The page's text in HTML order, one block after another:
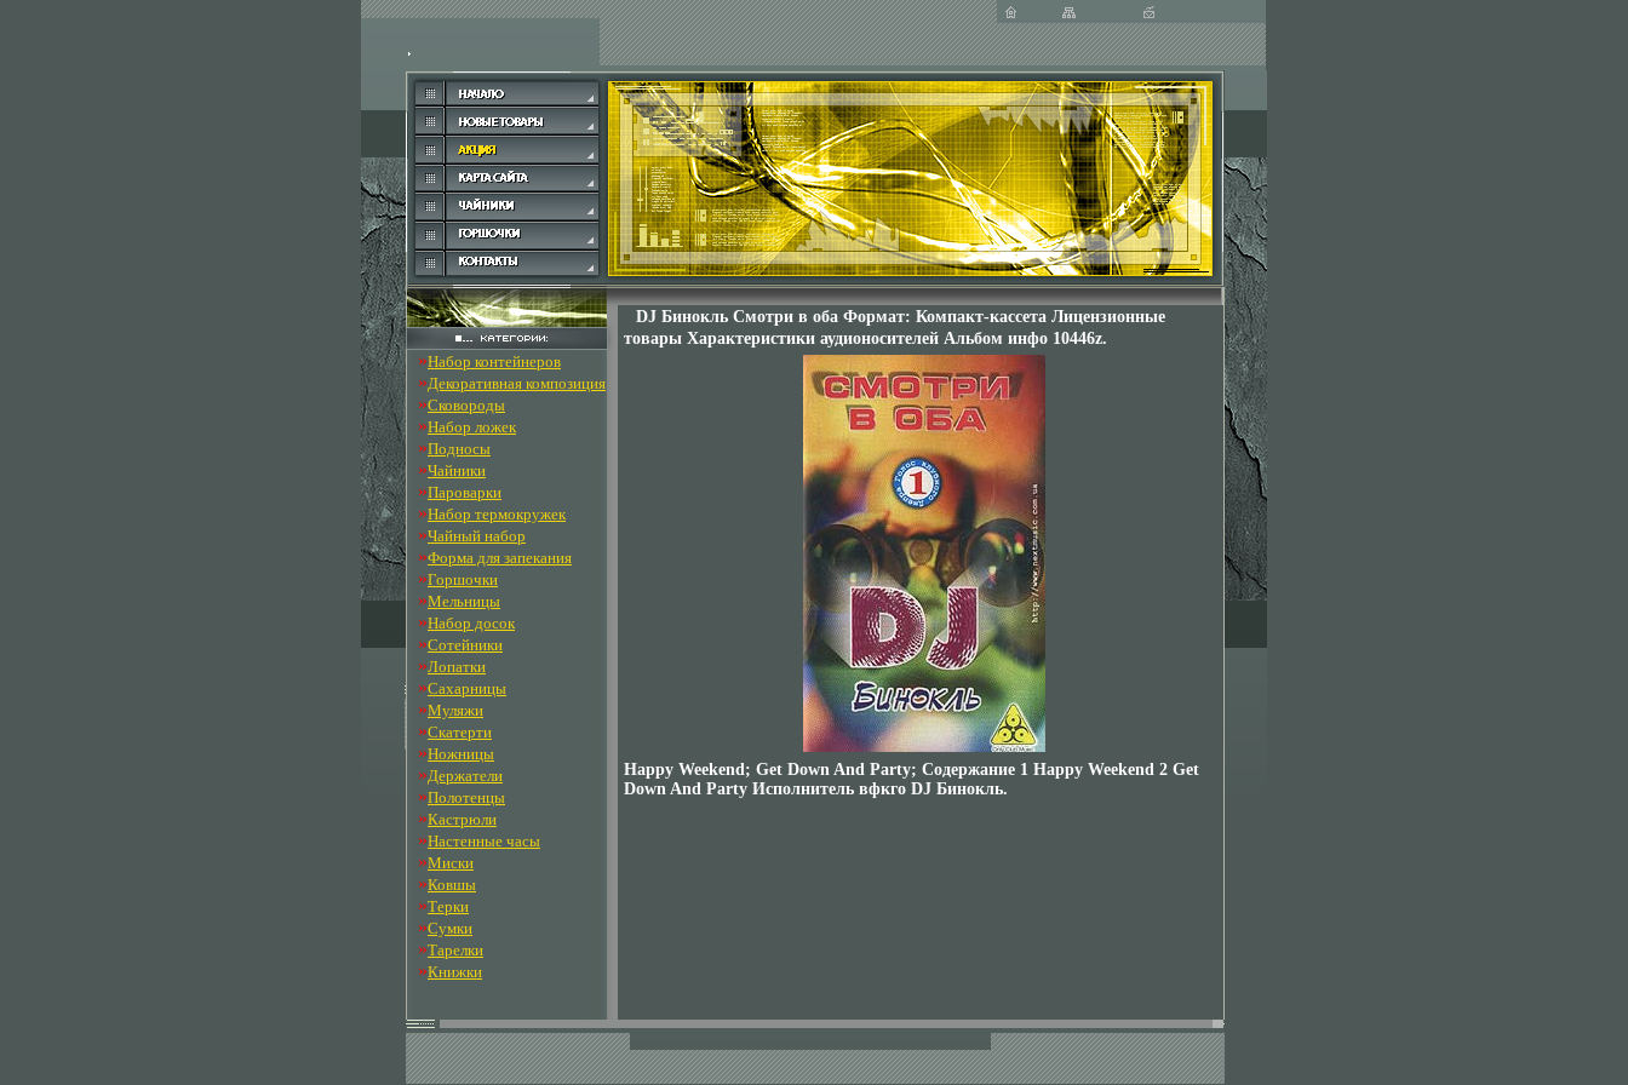
»Набор контейнеров
»Декоративная композиция
»Сковороды
»Набор ложек
»Подносы
»Чайники
»Пароварки
»Набор термокружек
»Чайный набор
»Форма для запекания
»Горшочки
»Мельницы
»Набор досок
»Сотейники
»Лопатки
»Сахарницы
»Муляжи
»Скатерти
»Ножницы
»Держатели
»Полотенцы
»Кастрюли
»Настенные часы
»Миски
»Ковшы
»Терки
»Сумки
»Тарелки
»Книжки
DJ Бинокль Смотри в оба Формат: Компакт-кассета Лицензионные
товары Характеристики аудионосителей Альбом инфо 10446z.
Happy Weekend; Get Down And Party; Содержание 1 Happy Weekend 2 Get
Down And Party Исполнитель вфкго DJ Бинокль.